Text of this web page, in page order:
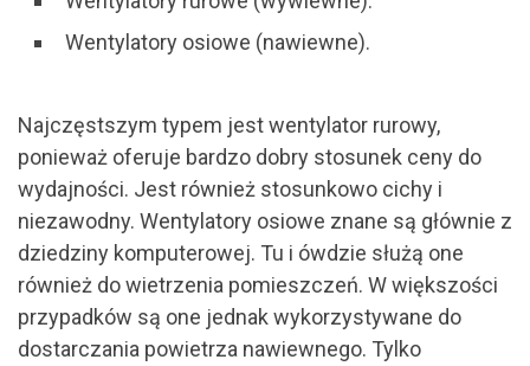
Wentylatory osiowe (nawiewne).
Najczęstszym typem jest wentylator rurowy,
ponieważ oferuje bardzo dobry stosunek ceny do
wydajności. Jest również stosunkowo cichy i
niezawodny. Wentylatory osiowe znane są głównie z
dziedziny komputerowej. Tu i ówdzie służą one
również do wietrzenia pomieszczeń. W większości
przypadków są one jednak wykorzystywane do
dostarczania powietrza nawiewnego. Tylko